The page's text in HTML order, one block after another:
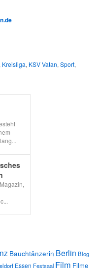
Kreisliga, KSV Vatan, Sport,
Bauchtänzerin Berlin Blog
Essen Festsaal Film Filme